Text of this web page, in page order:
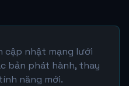
cập nhật mạng lưới
bản phát hành, thay
năng mới.